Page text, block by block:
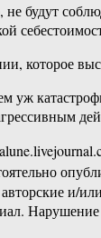
будут
которое
уж
и/
Нарушение